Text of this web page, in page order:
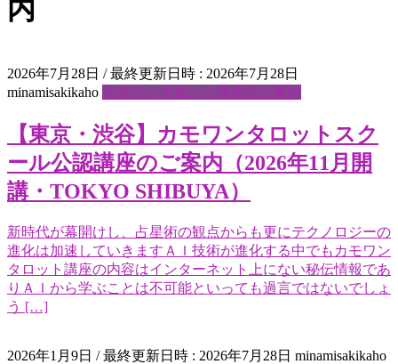
内
2026年7月28日 / 最終更新日時 : 2026年7月28日
minamisakikaho カモワンタロット講座のご案内
【東京・渋谷】カモワンタロットスク
ール公認講座のご案内（2026年11月開
講・TOKYO SHIBUYA）
新時代が幕開けし、占星術の観点からも更にテクノロジーの
進化は加速していきますＡＩ技術が進化する中でもカモワン
タロット講座の内容はインターネット上にない秘伝情報であ
りＡＩから学ぶことは不可能といっても過言ではないでしょ
う […]
2026年1月9日 / 最終更新日時 : 2026年7月28日 minamisakikaho